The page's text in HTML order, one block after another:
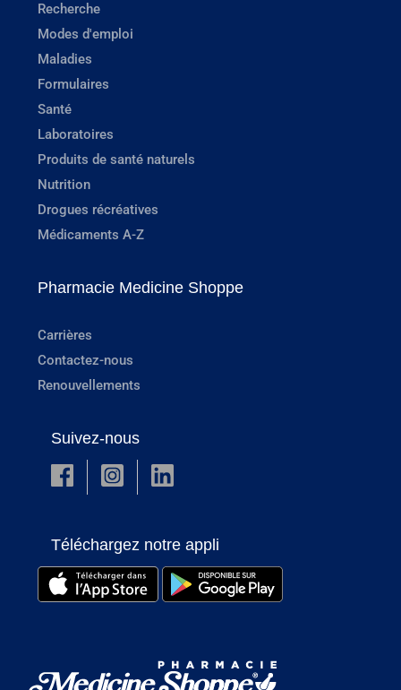
Recherche
Modes d'emploi
Maladies
Formulaires
Santé
Laboratoires
Produits de santé naturels
Nutrition
Drogues récréatives
Médicaments A-Z
Pharmacie Medicine Shoppe
Carrières
Contactez-nous
Renouvellements
Suivez-nous
Téléchargez notre appli